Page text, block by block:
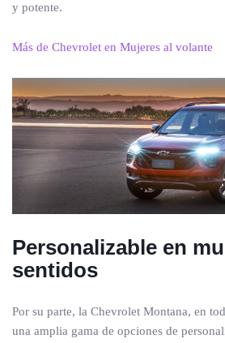
y potente.
Más de Chevrolet en Mujeres al volante
Personalizable en
sentidos
Por su parte, la Chevrolet Montana, en
una amplia gama de opciones de